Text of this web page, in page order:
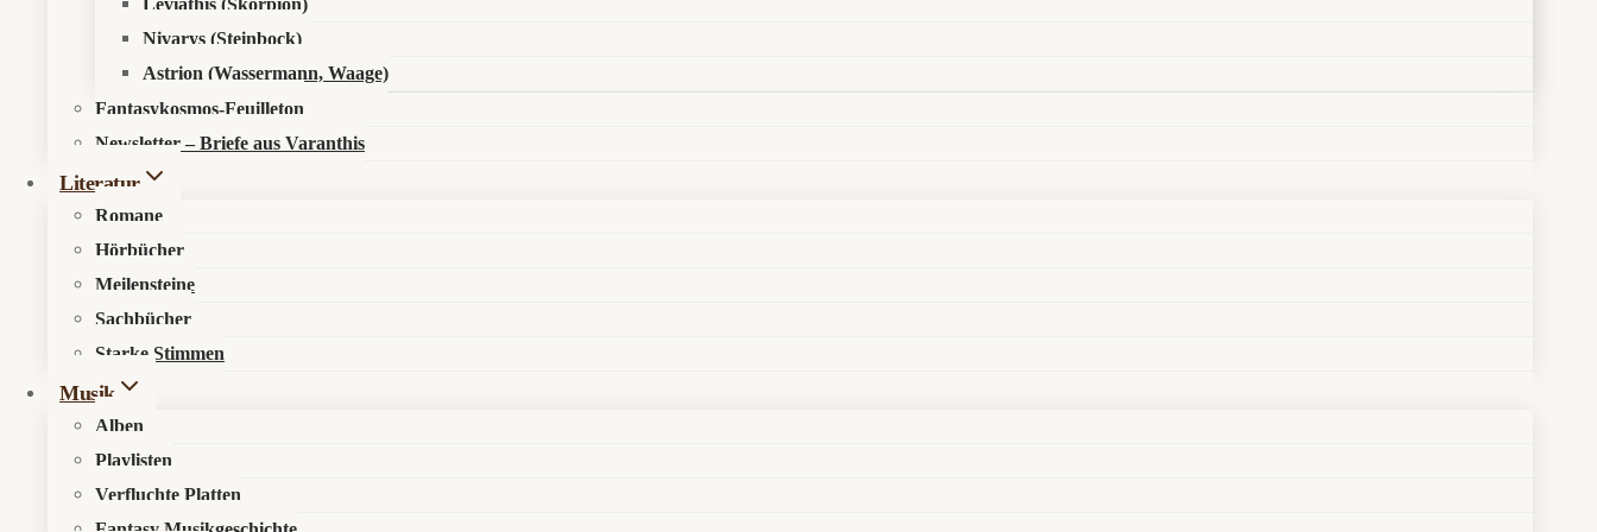
Leviathis (Skorpion)
Nivarys (Steinbock)
Astrion (Wassermann, Waage)
Fantasykosmos-Feuilleton
Newsletter – Briefe aus Varanthis
Literatur
Romane
Hörbücher
Meilensteine
Sachbücher
Starke Stimmen
Musik
Alben
Playlisten
Verfluchte Platten